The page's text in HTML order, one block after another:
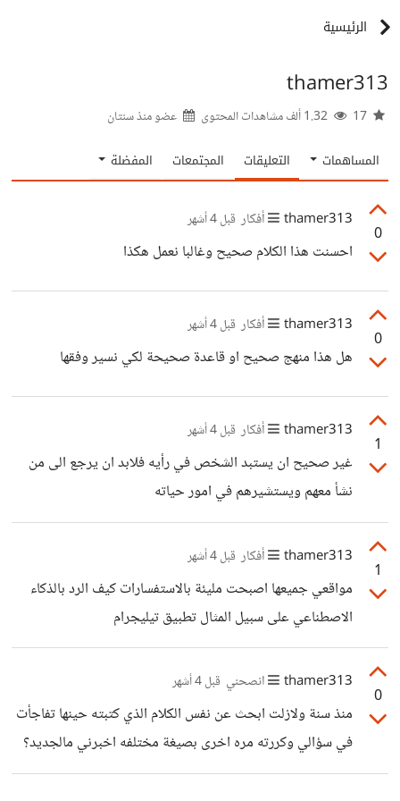
الرئيسية
thamer313
عضو منذسنتان
المساهمات التعليقات المجتمعات المفضلة
0
thamer313 أفكار قبل 4 أشهر
احسنت هذا الكلام صحيح وغالبا نعمل هكذا
0
thamer313 أفكار قبل 4 أشهر
هل هذا منهج صحيح او قاعدة صحيحة لكي نسير وفقها
1
thamer313 أفكار قبل 4 أشهر
غير صحيح ان يستبد الشخص في رأيه فلابد ان يرجع الى من
نشأ معهم ويستشيرهم في امور حياته
1
thamer313 أفكار قبل 4 أشهر
مواقعي جميعها اصبحت مليئة بالاستفسارات كيف الرد بالذكاء
الاصطناعي على سبيل المثال تطبيق تيليجرام
0
thamer313 انصحني قبل 4 أشهر
منذ سنة ولازلت ابحث عن نفس الكلام الذي كتبته حينها تفاجأت
في سؤالي وكررته مره اخرى بصيغة مختلفه اخبرني مالجديد؟
واعتذر للتاخر بالرد بسبب انشغالي في الحياة